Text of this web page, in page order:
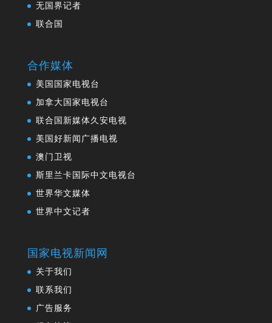
无国界记者
联合国
合作媒体
美国国家电视台
加拿大国家电视台
联合国新媒体久安电视
美国好新闻广播电视
澳门卫视
斯里兰卡国际中文电视台
世界华文媒体
世界中文记者
国家电视新闻网
关于我们
联系我们
广告服务